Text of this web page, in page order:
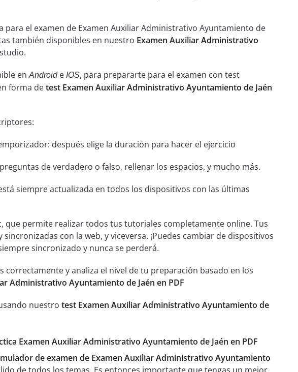
el examen de Examen Auxiliar Administrativo Ayuntamiento de
también disponibles en nuestro Examen Auxiliar Administrativo
enAndroide IOS, para prepararte para el examen con test
forma detest Examen Auxiliar Administrativo Ayuntamiento de Jaén
después elige la duración para hacer el ejercicio
de verdadero o falso, rellenar los espacios, y mucho más.
siempre actualizada en todos los dispositivos con las últimas
que permite realizar todos tus tutoriales completamente online. Tus
con la web, y viceversa. ¡Puedes cambiar de dispositivos
sincronizado y nunca se perderá.
y analiza el nivel de tu preparación basado en los
Administrativo Ayuntamiento de Jaén en PDF
nuestro test Examen Auxiliar Administrativo Ayuntamiento de
Examen Auxiliar Administrativo Ayuntamiento de Jaén en PDF
de examen de Examen Auxiliar Administrativo Ayuntamiento